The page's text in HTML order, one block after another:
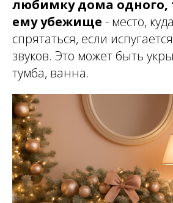
любимку дома одного,
ему убежище - место,
спрятаться, если
звуков. Это может быть
тумба, ванна.